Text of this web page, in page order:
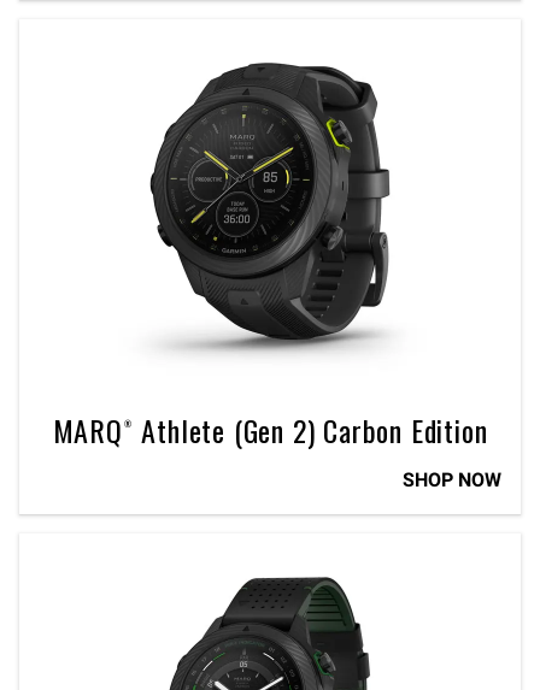
MARQ® Athlete (Gen 2) Carbon Edition
SHOP NOW